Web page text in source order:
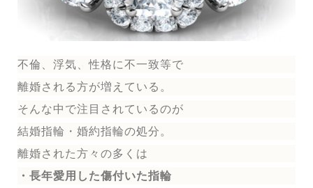
不倫、浮気、性格に不一致等で
離婚される方が増えている。
そんな中で注目されているのが
結婚指輪 ・婚約指輪の処分。
離婚された方々の多くは
・長年愛用した傷付いた指輪